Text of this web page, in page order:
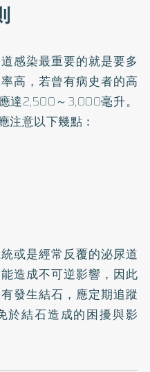
感染最重要的就是要多
高，若曾有病史者的高
達2,500～3,000毫升。
注意以下幾點：
或是經常反覆的泌尿道
造成不可逆影響，因此
發生結石，應定期追蹤
於結石造成的困擾與影